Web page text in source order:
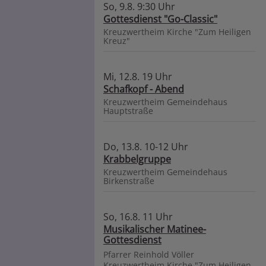
So, 9.8. 9:30 Uhr
Gottesdienst "Go-Classic"
Kreuzwertheim Kirche "Zum Heiligen
Kreuz"
Mi, 12.8. 19 Uhr
Schafkopf - Abend
Kreuzwertheim Gemeindehaus
Hauptstraße
Do, 13.8. 10-12 Uhr
Krabbelgruppe
Kreuzwertheim Gemeindehaus
Birkenstraße
So, 16.8. 11 Uhr
Musikalischer Matinee-
Gottesdienst
Pfarrer Reinhold Völler